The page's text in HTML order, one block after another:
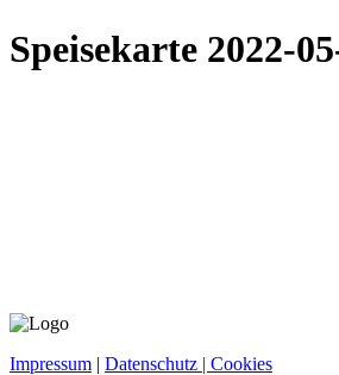
Speisekarte 2022-
Impressum | Datenschutz | Cookies